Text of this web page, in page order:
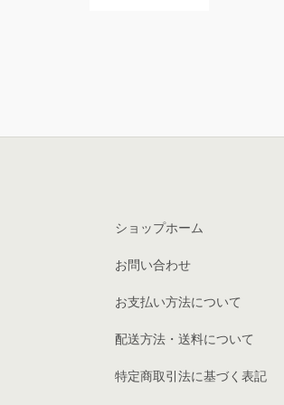
ショップホーム
お問い合わせ
お支払い方法について
配送方法・送料について
特定商取引法に基づく表記